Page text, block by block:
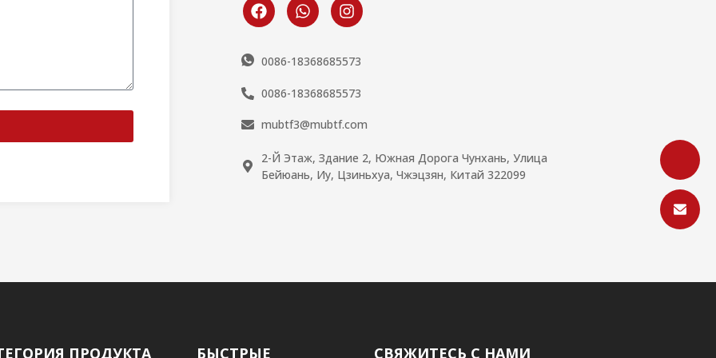
0086-18368685573
0086-18368685573
mubtf3@mubtf.com
2-Й Этаж, Здание 2, Южная Дорога Чунхань, Улица
Бейюань, Иу, Цзиньхуа, Чжэцзян, Китай 322099
ПРОДУКТА БЫСТРЫЕ СВЯЖИТЕСЬ С НАМИ